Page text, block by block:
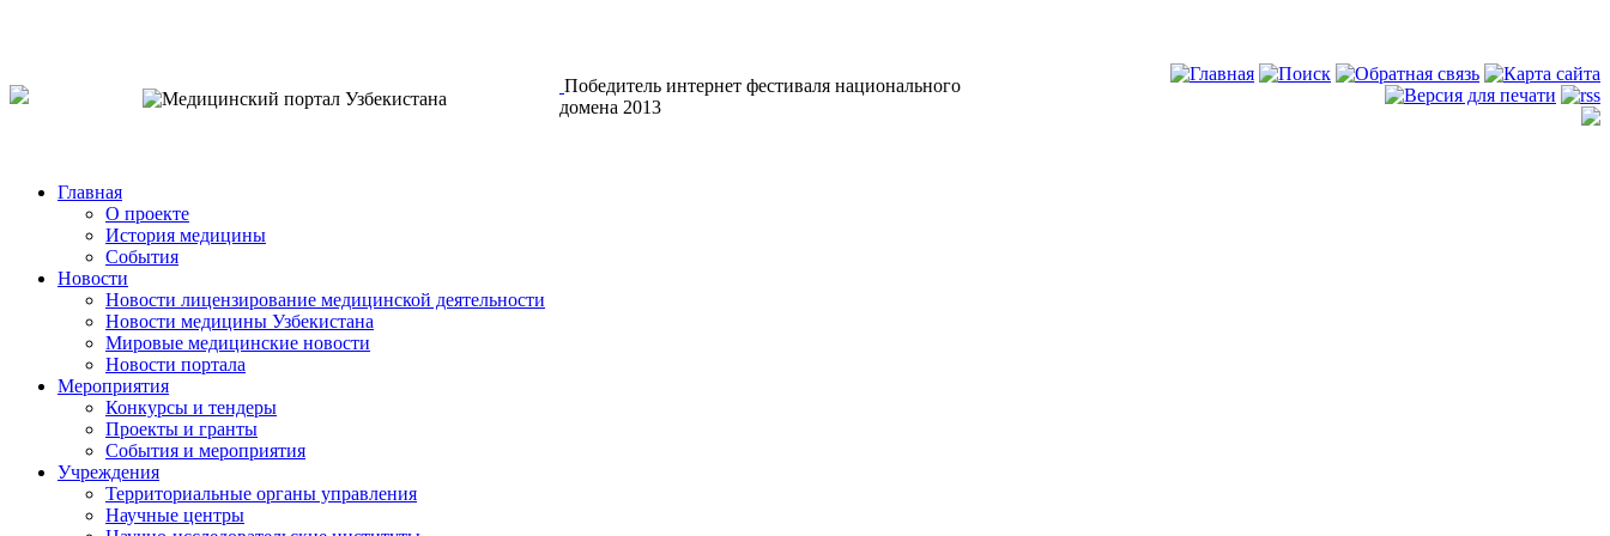
Победитель интернет фестиваля национального
домена 2013
Главная
О проекте
История медицины
События
Новости
Новости лицензирование медицинской деятельности
Новости медицины Узбекистана
Мировые медицинские новости
Новости портала
Мероприятия
Конкурсы и тендеры
Проекты и гранты
События и мероприятия
Учреждения
Территориальные органы управления
Научные центры